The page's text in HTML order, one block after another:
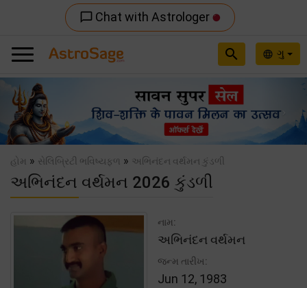
chat_bubble_outline Chat with Astrologer
language ગુ
search
Previous
હોમ » સેલિબ્રિટી ભવિષ્યફળ » અભિનંદન વર્થમન કુંડળી
અભિનંદન વર્થમન 2026 કુંડળી
નામ:
અભિનંદન વર્થમન
જન્મ તારીખ:
Jun 12, 1983